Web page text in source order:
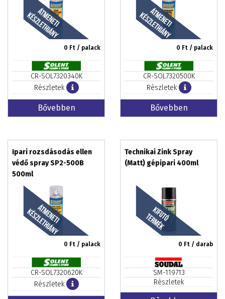
0 Ft / palack
CR-SOL7320340K
Részletek
Bővebben
0 Ft / palack
CR-SOL7320500K
Részletek
Bővebben
Ipari rozsdásodás ellen
védő spray SP2-500B
500ml
0 Ft / palack
CR-SOL7320620K
Részletek
Technikai Zink Spray
(Matt) gépipari 400ml
0 Ft / darab
SM-119713
Részletek